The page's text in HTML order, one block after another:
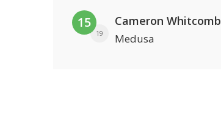
15
19
Cameron Whitcomb
Medusa